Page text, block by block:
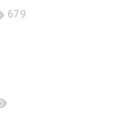
679